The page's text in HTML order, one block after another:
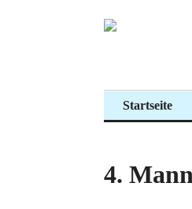
Inhalt
Startseite
4.